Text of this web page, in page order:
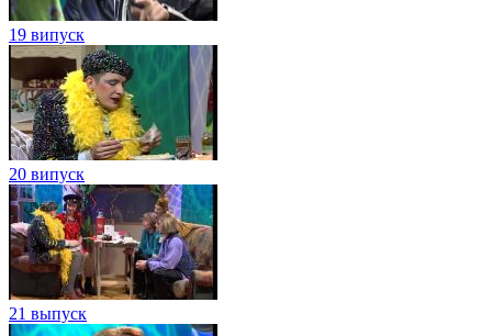
19 випуск
20 випуск
21 выпуск